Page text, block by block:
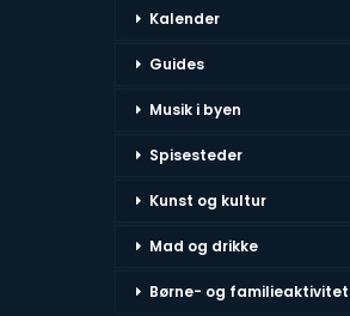
Kalender
Guides
Musik i byen
Spisesteder
Kunst og kultur
Mad og drikke
Børne- og